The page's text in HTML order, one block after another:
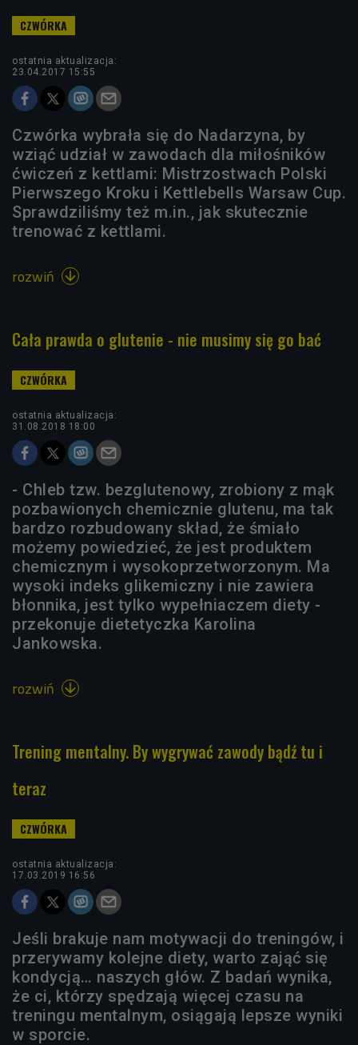
ostatnia aktualizacja:
23.04.2017 15:55
Czwórka wybrała się do Nadarzyna, by
wziąć udział w zawodach dla miłośników
ćwiczeń z kettlami: Mistrzostwach Polski
Pierwszego Kroku i Kettlebells Warsaw Cup.
Sprawdziliśmy też m.in., jak skutecznie
trenować z kettlami.
rozwiń 
Cała prawda o glutenie - nie musimy się go bać
ostatnia aktualizacja:
31.08.2018 18:00
- Chleb tzw. bezglutenowy, zrobiony z mąk
pozbawionych chemicznie glutenu, ma tak
bardzo rozbudowany skład, że śmiało
możemy powiedzieć, że jest produktem
chemicznym i wysokoprzetworzonym. Ma
wysoki indeks glikemiczny i nie zawiera
błonnika, jest tylko wypełniaczem diety -
przekonuje dietetyczka Karolina
Jankowska.
rozwiń 
Trening mentalny. By wygrywać zawody bądź tu i
teraz
ostatnia aktualizacja:
17.03.2019 16:56
Jeśli brakuje nam motywacji do treningów, i
przerywamy kolejne diety, warto zająć się
kondycją… naszych głów. Z badań wynika,
że ci, którzy spędzają więcej czasu na
treningu mentalnym, osiągają lepsze wyniki
w sporcie.